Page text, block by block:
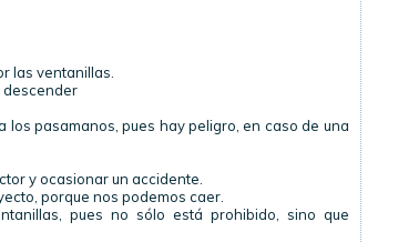
las ventanillas.
descender
pasamanos, pues hay peligro, en caso de una
y ocasionar un accidente.
porque nos podemos caer.
pues no sólo está prohibido, sino que